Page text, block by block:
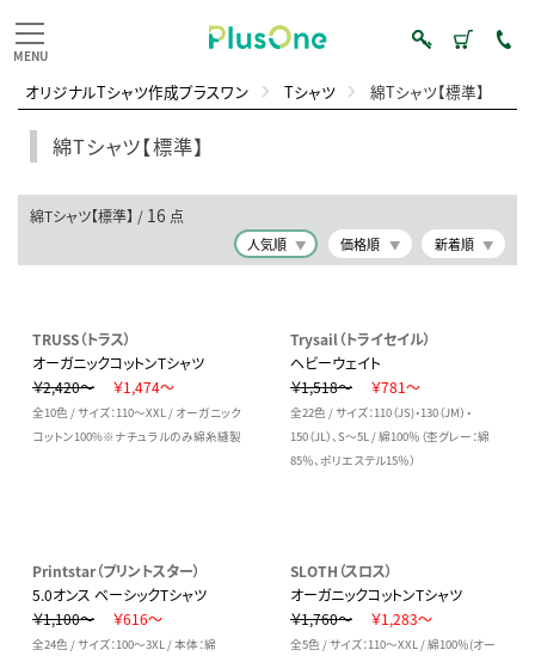
オリジナルTシャツ作成プラスワン Tシャツ 綿Tシャツ【標準】
綿Tシャツ【標準】
綿Tシャツ【標準】 / 16 点
人気順 価格順 新着順
TRUSS（トラス）
オーガニックコットンTシャツ
￥2,420～
￥1,474～
全10色 / サイズ：110～XXL / オーガニック
コットン100%※ナチュラルのみ綿糸縫製
Trysail（トライセイル）
ヘビーウェイト
￥1,518～
￥781～
全22色 / サイズ：110（JS)・130（JM）・
150（JL）、S～5L / 綿100％（杢グレー：綿
85％、ポリエステル15％）
Printstar（プリントスター）
5.0オンス ベーシックTシャツ
￥1,100～
￥616～
全24色 / サイズ：100～3XL / 本体：綿
SLOTH（スロス）
オーガニックコットンTシャツ
￥1,760～
￥1,283～
全5色 / サイズ：110～XXL / 綿100％(オー